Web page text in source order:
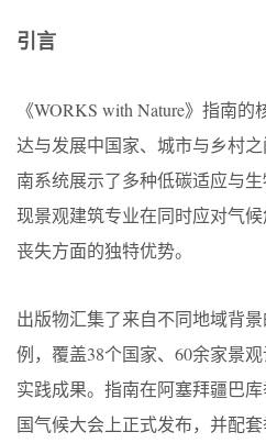
引言
《WORKS with Nature》指南
达与发展中国家、城市与乡村
南系统展示了多种低碳适应与
现景观建筑专业在同时应对气
丧失方面的独特优势。
出版物汇集了来自不同地域背
例，覆盖38个国家、60余家景
实践成果。指南在阿塞拜疆巴
国气候大会上正式发布，并配套